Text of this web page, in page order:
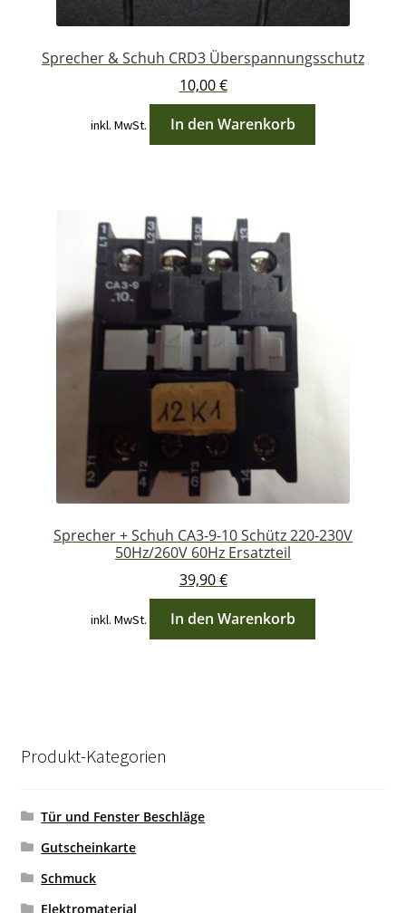
Sprecher & Schuh CRD3 Überspannungsschutz
10,00€
inkl. MwSt. In den Warenkorb
Sprecher + Schuh CA3-9-10 Schütz 220-230V
50Hz/260V 60Hz Ersatzteil
39,90€
inkl. MwSt. In den Warenkorb
Produkt-Kategorien
Tür und Fenster Beschläge
Gutscheinkarte
Schmuck
Elektromaterial